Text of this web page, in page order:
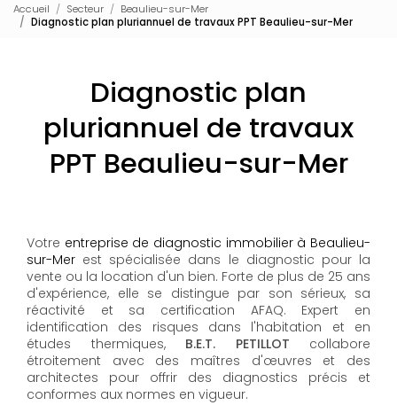
Accueil Secteur
Beaulieu-sur-Mer
Diagnostic plan pluriannuel de travaux PPT Beaulieu-sur-Mer
Diagnostic plan
pluriannuel de travaux
PPT Beaulieu-sur-Mer
Votre entreprise de diagnostic immobilier à Beaulieu-
sur-Mer est spécialisée dans le diagnostic pour la
vente ou la location d'un bien. Forte de plus de 25 ans
d'expérience, elle se distingue par son sérieux, sa
réactivité et sa certification AFAQ. Expert en
identification des risques dans l'habitation et en
études thermiques, B.E.T. PETILLOT collabore
étroitement avec des maîtres d'œuvres et des
architectes pour offrir des diagnostics précis et
conformes aux normes en vigueur.